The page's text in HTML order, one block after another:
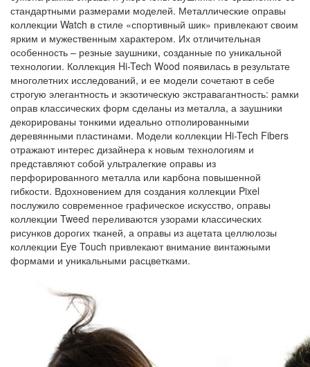
стандартными размерами моделей. Металлические оправы
коллекции Watch в стиле «спортивный шик» привлекают своим
ярким и мужественным характером. Их отличительная
особенность – резные заушники, созданные по уникальной
технологии. Коллекция Hi-Tech Wood появилась в результате
многолетних исследований, и ее модели сочетают в себе
строгую элегантность и экзотическую экстравагантность: рамки
оправ классических форм сделаны из металла, а заушники
декорированы тонкими идеально отполированными
деревянными пластинами. Модели коллекции Hi-Tech Fibers
отражают интерес дизайнера к новым технологиям и
представляют собой ультралегкие оправы из
перфорированного металла или карбона повышенной
гибкости. Вдохновением для создания коллекции Pixel
послужило современное графическое искусство, оправы
коллекции Tweed переливаются узорами классических
рисунков дорогих тканей, а оправы из ацетата целлюлозы
коллекции Eye Touch привлекают внимание винтажными
формами и уникальными расцветками.